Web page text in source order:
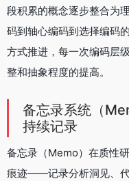
段积累的概念逐步整合为
码到轴心编码到选择编码
方式推进，每一次编码层
整和抽象程度的提高。
备忘录系统（
持续记录
备忘录（Memo）在质性
痕迹——记录分析洞见、